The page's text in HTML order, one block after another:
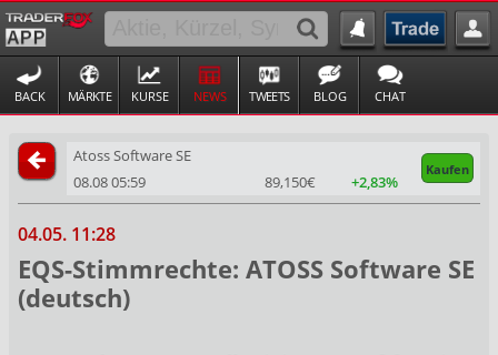
BACK MÄRKTE KURSE NEWS TWEETS BLOG CHAT
Atoss Software SE
Kaufen
08.08 05:59 89,150€ +2,83%
04.05. 11:28
EQS-Stimmrechte: ATOSS Software SE
(deutsch)